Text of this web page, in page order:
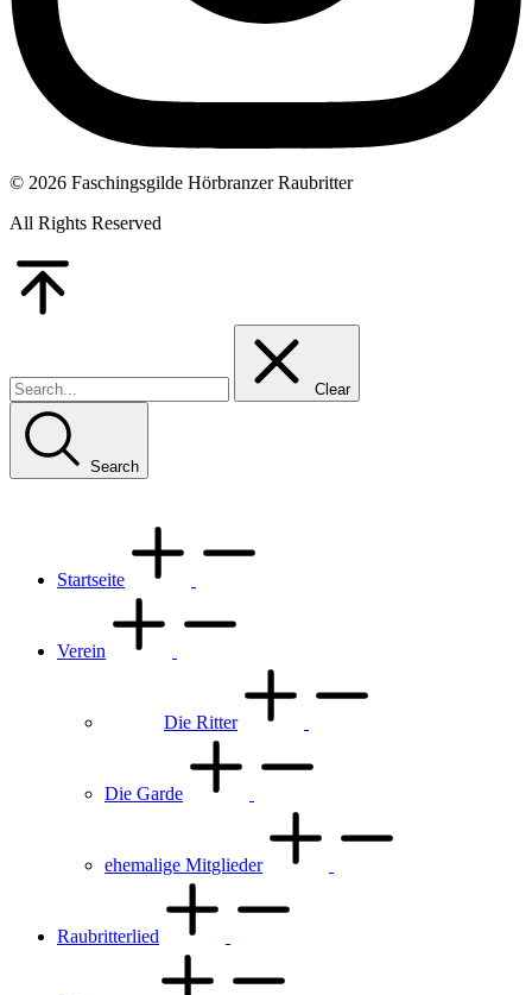
© 2026 Faschingsgilde Hörbranzer Raubritter
All Rights Reserved
Clear
Search
Startseite
Verein
Die Ritter
Die Garde
ehemalige Mitglieder
Raubritterlied